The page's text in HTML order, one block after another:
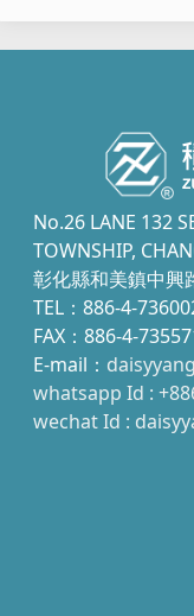
No.26 LANE 132
TOWNSHIP,
彰化縣和美鎮中興
TEL：886-4-
FAX：886-4-
E-mail：
whatsapp Id :
wechat Id :